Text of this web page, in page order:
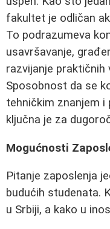
fakultet je odličan
To podrazumeva
usavršavanje,
razvijanje
Sposobnost da se
tehničkim znanjem
ključna je za
Mogućnosti
Pitanje zaposlenja
budućih studenata.
u Srbiji, a kako u